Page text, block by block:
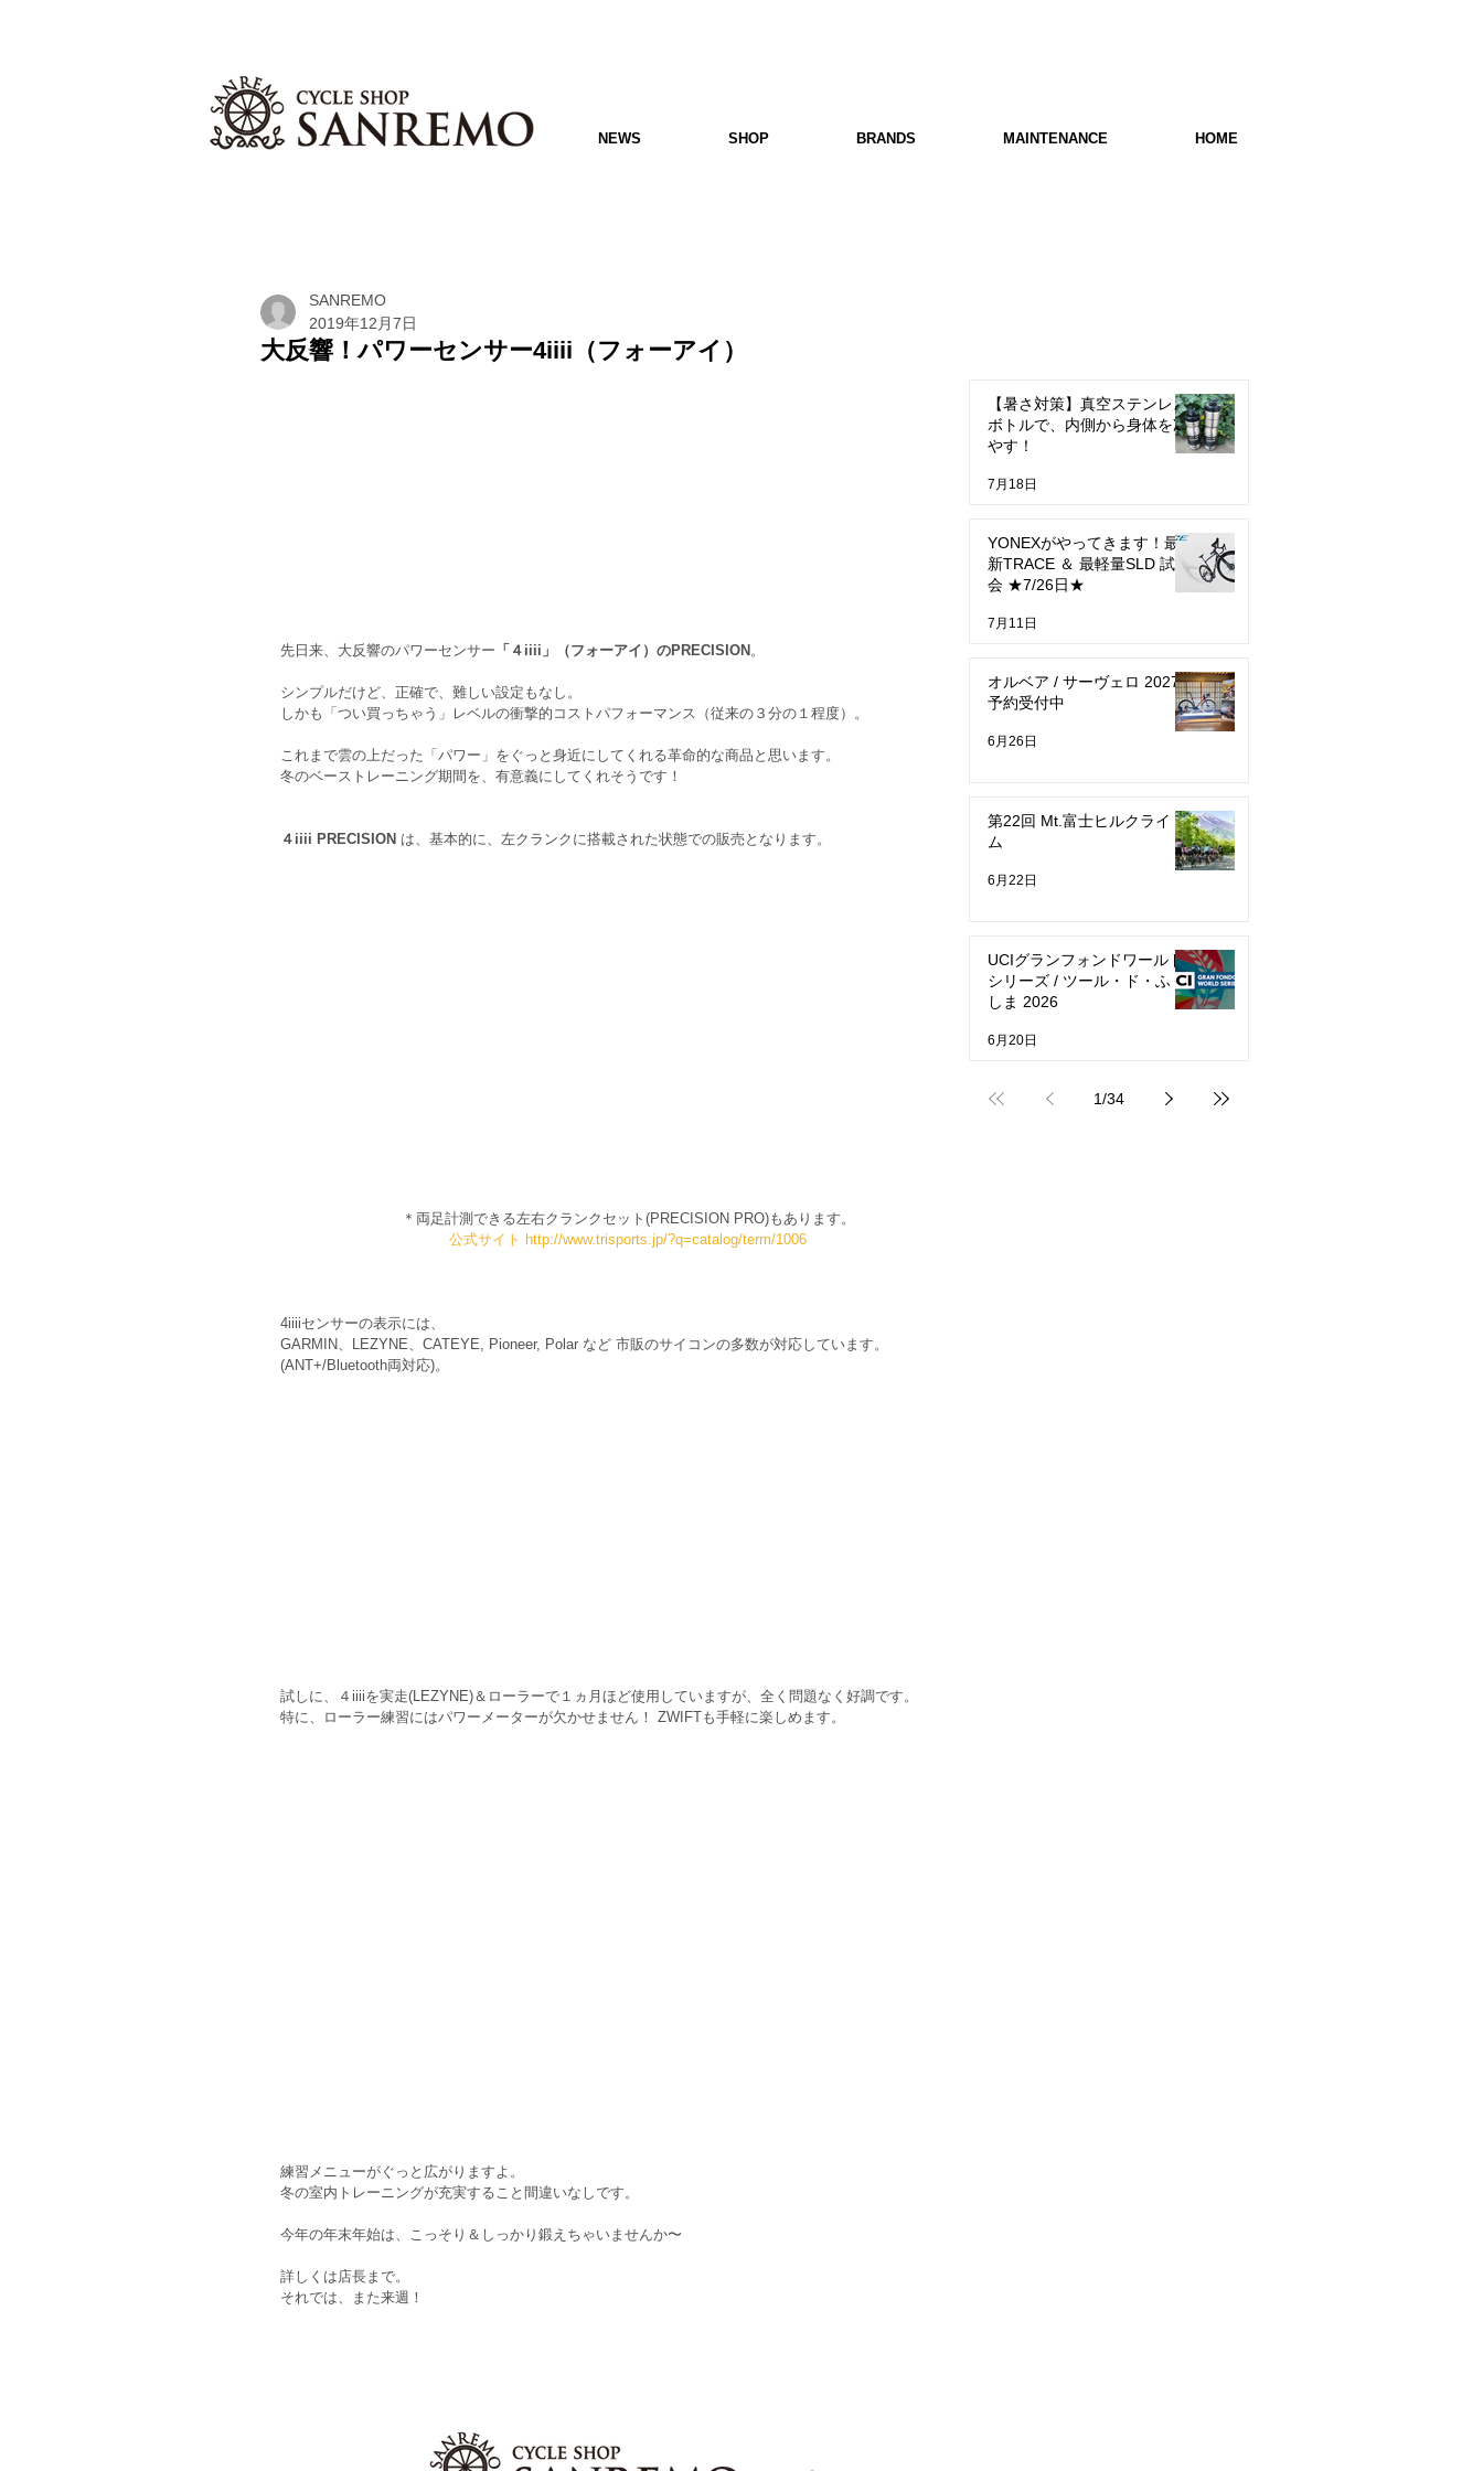
NEWS SHOP BRANDS MAINTENANCE HOME
大反響！パワーセンサー4iiii（フォーアイ）
SANREMO
2019年12月7日
先日来、大反響のパワーセンサー 「４iiii」（フォーアイ）のPRECISION 。
シンプルだけど、正確で、難しい設定もなし。
しかも「つい買っちゃう」レベルの衝撃的コストパフォーマンス（従来の３分の１程度）。
これまで雲の上だった「パワー」をぐっと身近にしてくれる革命的な商品と思います。
冬のベーストレーニング期間を、有意義にしてくれそうです！
４iiii PRECISION は、基本的に、左クランクに搭載された状態での販売となります。
＊両足計測できる左右クランクセット(PRECISION PRO)もあります。
公式サイト http://www.trisports.jp/?q=catalog/term/1006
4iiiiセンサーの表示には、
GARMIN、LEZYNE、CATEYE, Pioneer, Polar など 市販のサイコンの多数が対応しています。
(ANT+/Bluetooth両対応)。
試しに、４iiiiを実走(LEZYNE)＆ローラーで１ヵ月ほど使用していますが、全く問題なく好調です。
特に、ローラー練習にはパワーメーターが欠かせません！ ZWIFTも手軽に楽しめます。
練習メニューがぐっと広がりますよ。
冬の室内トレーニングが充実すること間違いなしです。
今年の年末年始は、こっそり＆しっかり鍛えちゃいませんか〜
詳しくは店長まで。
それでは、また来週！
【暑さ対策】真空ステンレス
ボトルで、内側から身体を冷
やす！
7月18日
YONEXがやってきます！最
新TRACE ＆ 最軽量SLD 試乗
会 ★7/26日★
7月11日
オルベア / サーヴェロ 2027
予約受付中
6月26日
第22回 Mt.富士ヒルクライ
ム
6月22日
UCIグランフォンドワールド
シリーズ / ツール・ド・ふく
しま 2026
6月20日
1/34